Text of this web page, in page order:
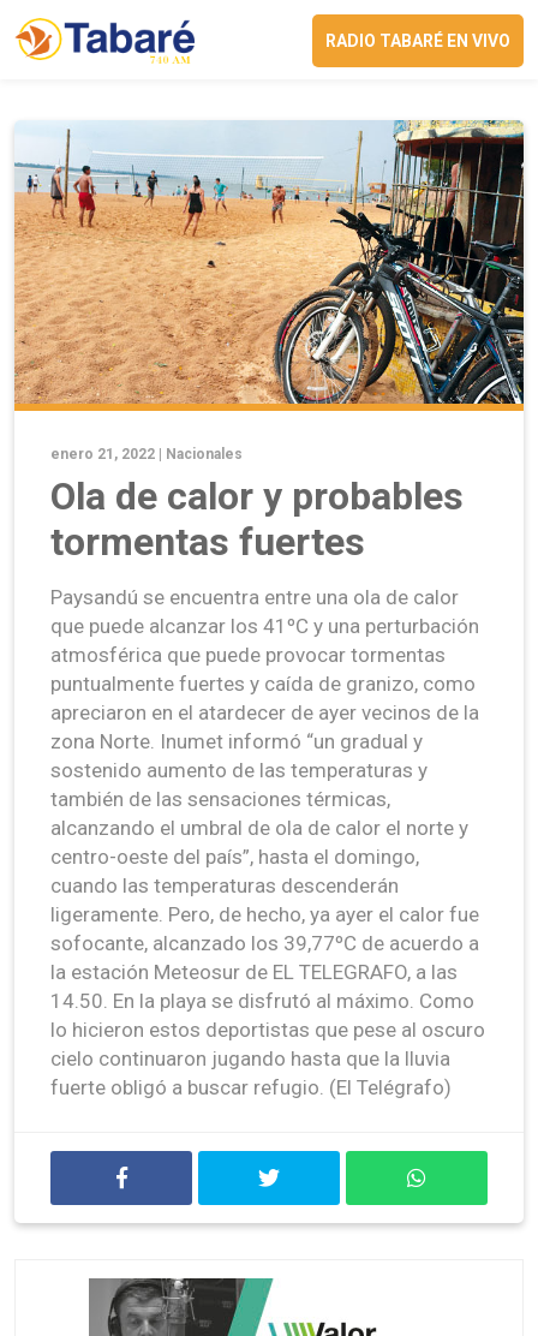
RADIO TABARÉ EN VIVO
enero 21, 2022 | Nacionales
Ola de calor y probables
tormentas fuertes
Paysandú se encuentra entre una ola de calor
que puede alcanzar los 41ºC y una perturbación
atmosférica que puede provocar tormentas
puntualmente fuertes y caída de granizo, como
apreciaron en el atardecer de ayer vecinos de la
zona Norte. Inumet informó “un gradual y
sostenido aumento de las temperaturas y
también de las sensaciones térmicas,
alcanzando el umbral de ola de calor el norte y
centro-oeste del país”, hasta el domingo,
cuando las temperaturas descenderán
ligeramente. Pero, de hecho, ya ayer el calor fue
sofocante, alcanzado los 39,77ºC de acuerdo a
la estación Meteosur de EL TELEGRAFO, a las
14.50. En la playa se disfrutó al máximo. Como
lo hicieron estos deportistas que pese al oscuro
cielo continuaron jugando hasta que la lluvia
fuerte obligó a buscar refugio. (El Telégrafo)